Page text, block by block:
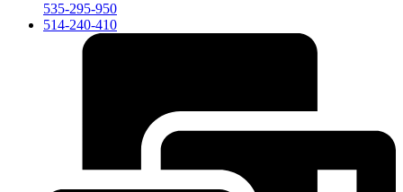
535-295-950
514-240-410